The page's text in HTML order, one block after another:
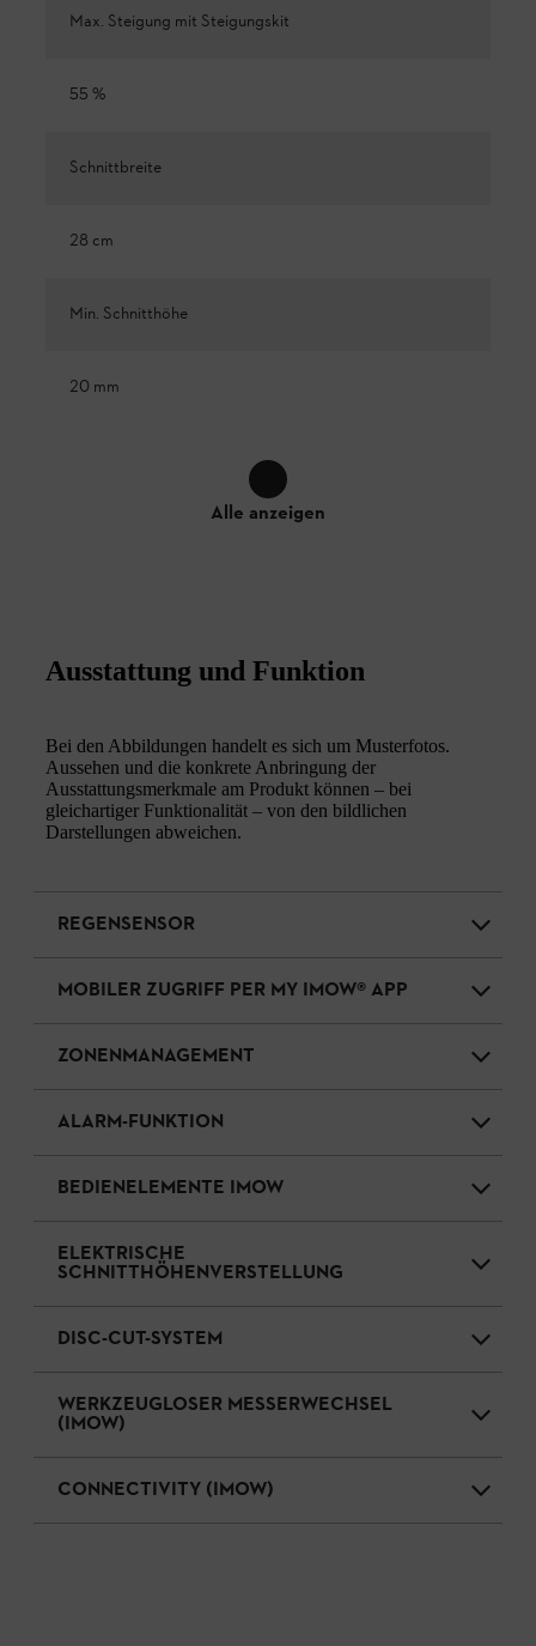
Max. Steigung mit Steigungskit
55 %
Schnittbreite
28 cm
Min. Schnitthöhe
20 mm
Alle anzeigen
Ausstattung und Funktion
Bei den Abbildungen handelt es sich um Musterfotos.
Aussehen und die konkrete Anbringung der
Ausstattungsmerkmale am Produkt können – bei
gleichartiger Funktionalität – von den bildlichen
Darstellungen abweichen.
REGENSENSOR
MOBILER ZUGRIFF PER MY IMOW® APP
ZONENMANAGEMENT
ALARM-FUNKTION
BEDIENELEMENTE IMOW
ELEKTRISCHE
SCHNITTHÖHENVERSTELLUNG
DISC-CUT-SYSTEM
WERKZEUGLOSER MESSERWECHSEL
(IMOW)
CONNECTIVITY (IMOW)